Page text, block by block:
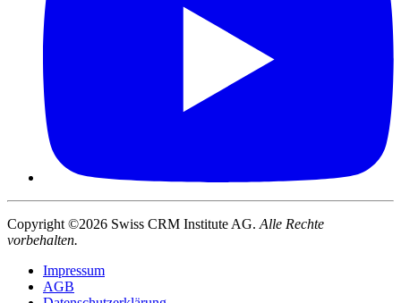
Copyright ©2026 Swiss CRM Institute AG. Alle Rechte
vorbehalten.
Impressum
AGB